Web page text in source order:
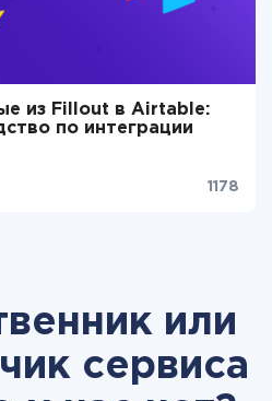
из Fillout в Airtable:
по интеграции
1178
или
сервиса